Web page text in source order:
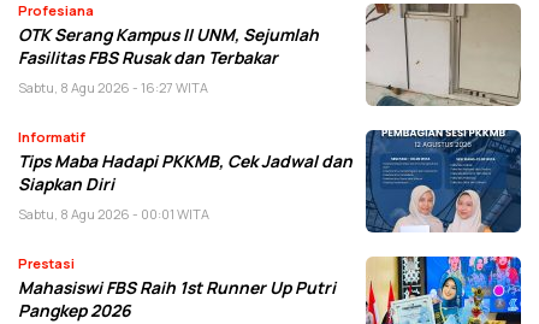
Profesiana
OTK Serang Kampus II UNM, Sejumlah
Fasilitas FBS Rusak dan Terbakar
Sabtu, 8 Agu 2026 - 16:27 WITA
Informatif
Tips Maba Hadapi PKKMB, Cek Jadwal dan
Siapkan Diri
Sabtu, 8 Agu 2026 - 00:01 WITA
Prestasi
Mahasiswi FBS Raih 1st Runner Up Putri
Pangkep 2026